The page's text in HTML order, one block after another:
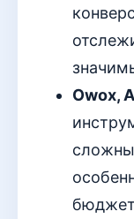
Owox,